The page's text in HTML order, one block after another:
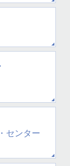
センター